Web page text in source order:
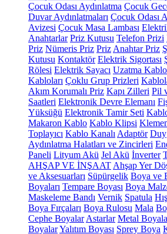
Çocuk Odası Aydınlatma Çocuk
Duvar Aydınlatmaları Çocuk Odası
Avizesi Çocuk Masa Lambası
Anahtarlar Priz Kutusu Telefon Prizi
Priz Nümeris Priz Priz Anahtar Priz
Kutusu Kontaktör Elektrik Sigortası
Rölesi Elektrik Sayacı Uzatma
Kabloları Çoklu Grup Prizleri
Akım Korumalı Priz Kapı Zilleri Pil
Saatleri Elektronik Devre Elemanı
Yüksüğü Elektronik Tamir Seti
Makaron Kablo Kablo Klipsi
Toplayıcı Kablo Kanalı Adaptör Duy
Aydınlatma Halatları ve Zincirleri
Paneli Lityum Akü Jel Akü İnverter
AHŞAP VE İNŞAAT Ahşap Yer
ve Aksesuarları Süpürgelik Boya ve
Boyaları Tempare Boyası Boya
Maskeleme Bandı Vernik Spatula
Boya Fırçaları Boya Rulosu Mala
Cephe Boyalar Astarlar Metal
BoyalarYalıtım Boyası Sprey Boya